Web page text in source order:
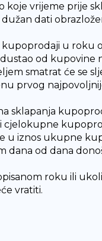
koje vrijeme prije
dati
u roku
od kupovine
smatrat će se
prvog
sklapanja
cjelokupne
u iznos ukupne
dana od dana
roku ili
vratiti.